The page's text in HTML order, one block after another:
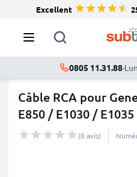
Excellent
0805 11.31.88·
Câble RCA pour
E850 / E1030 / E1035
(0 avis)